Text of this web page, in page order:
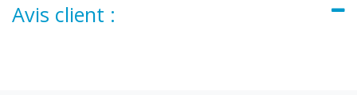
Avis client :